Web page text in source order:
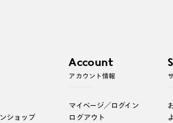
ショップ
Account
アカウント情報
マイページ／ログイン
ログアウト